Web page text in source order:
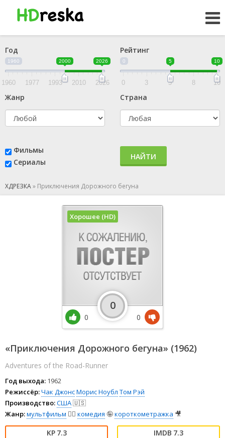
Год
1960 2000 2026
1960 1977 1993 2010 2026
Рейтинг
0 5 10
0 3 5 8 10
Жанр Страна
Фильмы
Сериалы
НАЙТИ
ХДРЕЗКА» Приключения Дорожного бегуна
«Приключения Дорожного бегуна» (1962)
Adventures of the Road-Runner
Год выхода: 1962
Режиссёр:Чак ДжонсМорис Ноубл Том Рэй
Производство:США🇺🇸
Жанр:мультфильм 🧚‍♀️ комедия 🤪короткометражка 🎥
7.3 7.3
Хорошее (HD)
0
0
0